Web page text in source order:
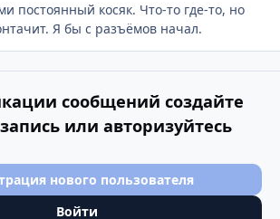
постоянный косяк. Что-то где-то, но
Я бы с разъёмов начал.
сообщений создайте
или авторизуйтесь
нового пользователя
Войти